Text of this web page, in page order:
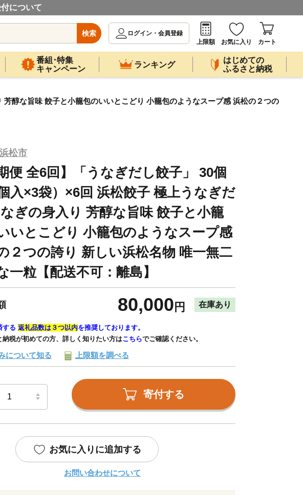
について
検索
ログイン・会員登録
上限額
お気に入り カート
番組･特集
キャンペーン
ランキング
はじめての
ふるさと納税
醇な旨味 餃子と小籠包のいいとこどり 小籠包のようなスープ感 浜松の２つの
松市
便 全6回】「うなぎだし餃子」 30個
個入×3袋）×6回 浜松餃子 極上うなぎだ
ぎの身入り 芳醇な旨味 餃子と小籠
いとこどり 小籠包のようなスープ感
２つの誇り 新しい浜松名物 唯一無二
一粒【配送不可：離島】
80,000 円 在庫あり
する 返礼品数は３つ以内を推奨しております。
納税が初めての方、詳しく知りたい方はこちらでご確認ください。
について知る 上限額を調べる
寄付する
お気に入りに追加する
お問い合わせについて